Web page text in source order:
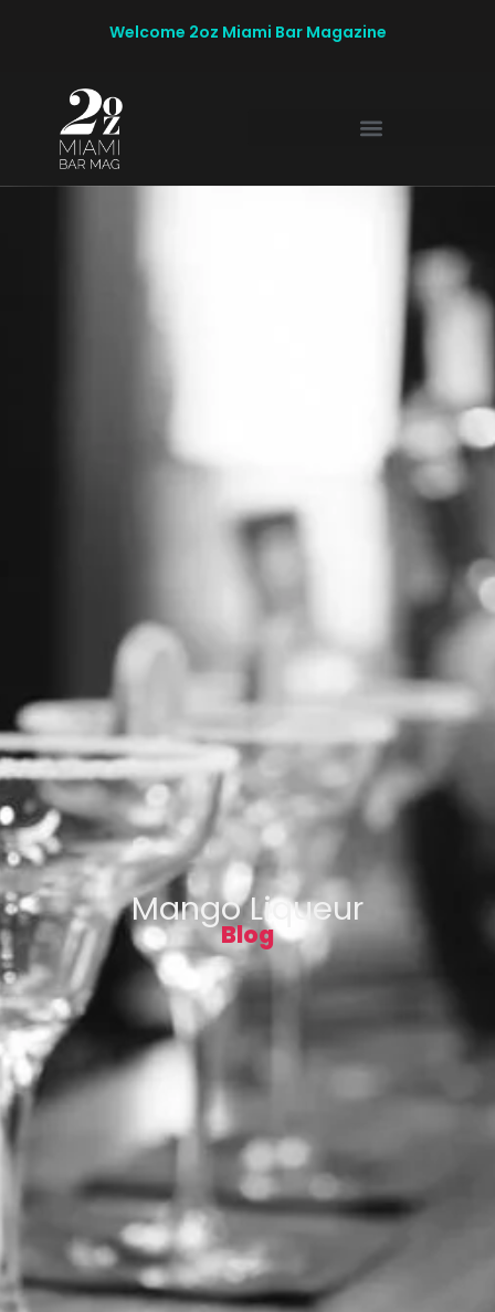
Welcome 2oz Miami Bar Magazine
Mango Liqueur
Blog